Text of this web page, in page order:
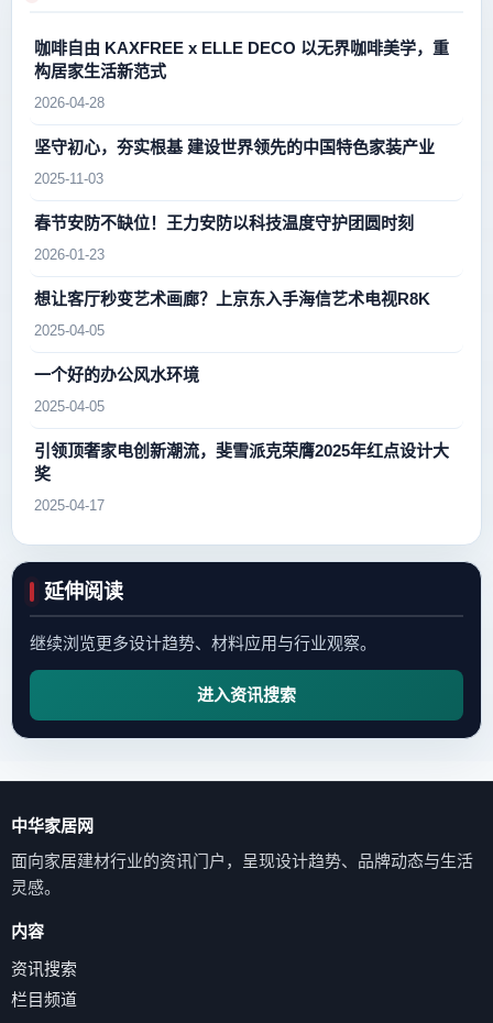
咖啡自由 KAXFREE x ELLE DECO 以无界咖啡美学，重
构居家生活新范式
2026-04-28
坚守初心，夯实根基 建设世界领先的中国特色家装产业
2025-11-03
春节安防不缺位！王力安防以科技温度守护团圆时刻
2026-01-23
想让客厅秒变艺术画廊？上京东入手海信艺术电视R8K
2025-04-05
一个好的办公风水环境
2025-04-05
引领顶奢家电创新潮流，斐雪派克荣膺2025年红点设计大
奖
2025-04-17
延伸阅读
继续浏览更多设计趋势、材料应用与行业观察。
进入资讯搜索
中华家居网
面向家居建材行业的资讯门户，呈现设计趋势、品牌动态与生活
灵感。
内容
资讯搜索
栏目频道